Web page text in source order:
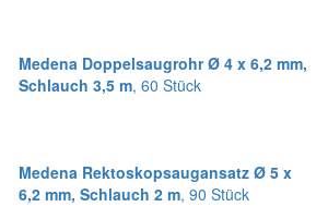
Medena Doppelsaugrohr Ø 4 x 6,2 mm,
Schlauch 3,5 m, 60 Stück
Medena Rektoskopsaugansatz Ø 5 x
6,2 mm, Schlauch 2 m, 90 Stück